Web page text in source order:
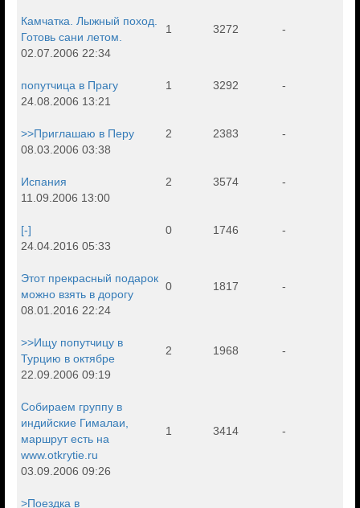
Камчатка. Лыжный поход.
Готовь сани летом.
02.07.2006 22:34
1 3272 -
попутчица в Прагу
24.08.2006 13:21
1 3292 -
>>Приглашаю в Перу
08.03.2006 03:38
2 2383 -
Испания
11.09.2006 13:00
2 3574 -
[-]
24.04.2016 05:33
0 1746 -
Этот прекрасный подарок
можно взять в дорогу
08.01.2016 22:24
0 1817 -
>>Ищу попутчицу в
Турцию в октябре
22.09.2006 09:19
2 1968 -
Собираем группу в
индийские Гималаи,
маршрут есть на
www.otkrytie.ru
03.09.2006 09:26
1 3414 -
>Поездка в